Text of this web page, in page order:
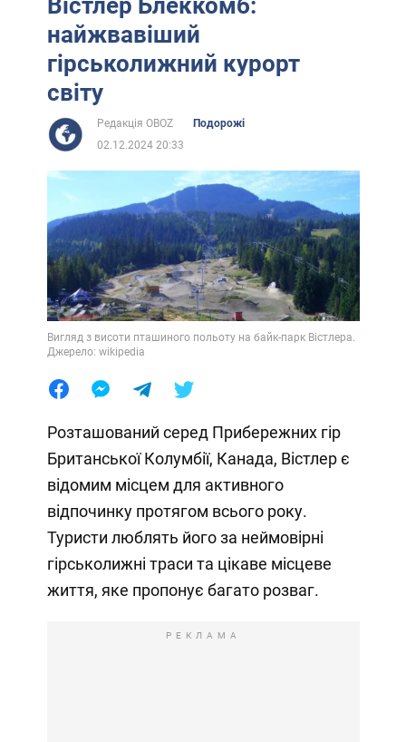
найжвавіший
гірськолижний курорт
світу
Редакція OBOZ
Подорожі
02.12.2024 20:33
Вигляд з висоти пташиного польоту на байк-парк Вістлера.
Джерело: wikipedia
Розташований серед Прибережних гір
Британської Колумбії, Канада, Вістлер є
відомим місцем для активного
відпочинку протягом всього року.
Туристи люблять його за неймовірні
гірськолижні траси та цікаве місцеве
життя, яке пропонує багато розваг.
РЕКЛАМА